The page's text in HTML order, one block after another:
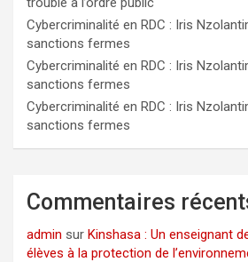
Cybercriminalité en RDC : Iris
sanctions fermes
Cybercriminalité en RDC : Iris
sanctions fermes
Cybercriminalité en RDC : Iris
sanctions fermes
Commentaires
admin sur Kinshasa : Un enseignant
élèves à la protection de